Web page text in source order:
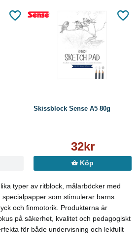
Skissblock Sense A5 80g
32kr
Köp
typer av ritblock, målarböcker med
som stimulerar barns
och finmotorik. Produkterna är
på säkerhet, kvalitet och pedagogiskt
för både undervisning och lekfullt